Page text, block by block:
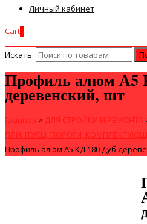
Личный кабинет
Cart
Искать:
Профиль алюм А5
деревенский, шт
Главная > ДЛЯ СТРОЙКИ И РЕМОНТА
ПЛИНТУСЫ, ПОРОГИ,
Профиль алюм А5 КД 180 Дуб